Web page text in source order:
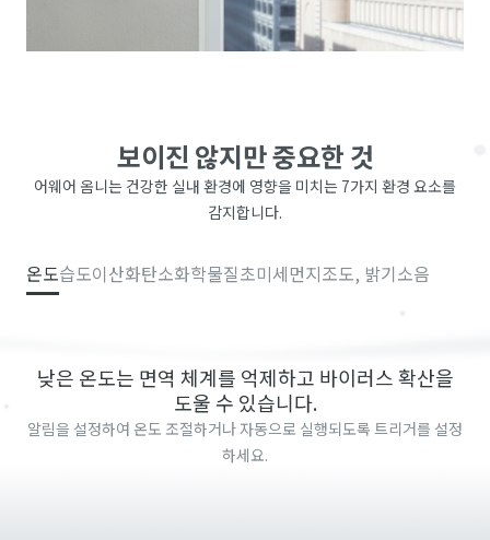
보이진 않지만 중요한 것
어웨어 옴니는 건강한 실내 환경에 영향을 미치는 7가지 환경 요소를
감지합니다.
온도습도이산화탄소화학물질초미세먼지조도, 밝기소음
낮은 온도는 면역 체계를 억제하고 바이러스 확산을
도울 수 있습니다.
알림을 설정하여 온도 조절하거나 자동으로 실행되도록 트리거를 설정
하세요.